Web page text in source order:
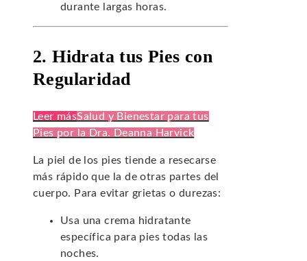
durante largas horas.
2. Hidrata tus Pies con
Regularidad
Leer másSalud y Bienestar para tus
Pies por la Dra. Deanna Harvick
La piel de los pies tiende a resecarse
más rápido que la de otras partes del
cuerpo. Para evitar grietas o durezas:
Usa una crema hidratante
específica para pies todas las
noches.